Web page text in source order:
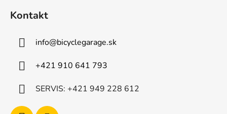
Kontakt
info@bicyclegarage.sk
+421 910 641 793
SERVIS: +421 949 228 612